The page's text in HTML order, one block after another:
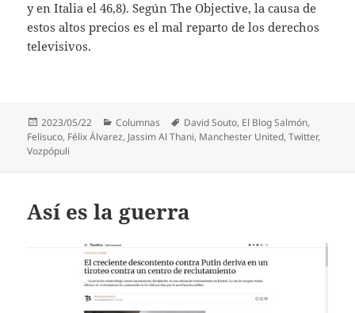
y en Italia el 46,8). Según The Objective, la causa de
estos altos precios es el mal reparto de los derechos
televisivos.
Publicado
el
2023/05/22 Categorías
Columnas Etiquetas
David Souto, El Blog Salmón,
Felisuco, Félix Álvarez, Jassim Al Thani, Manchester United,Twitter,
Vozpópuli
Así es la guerra